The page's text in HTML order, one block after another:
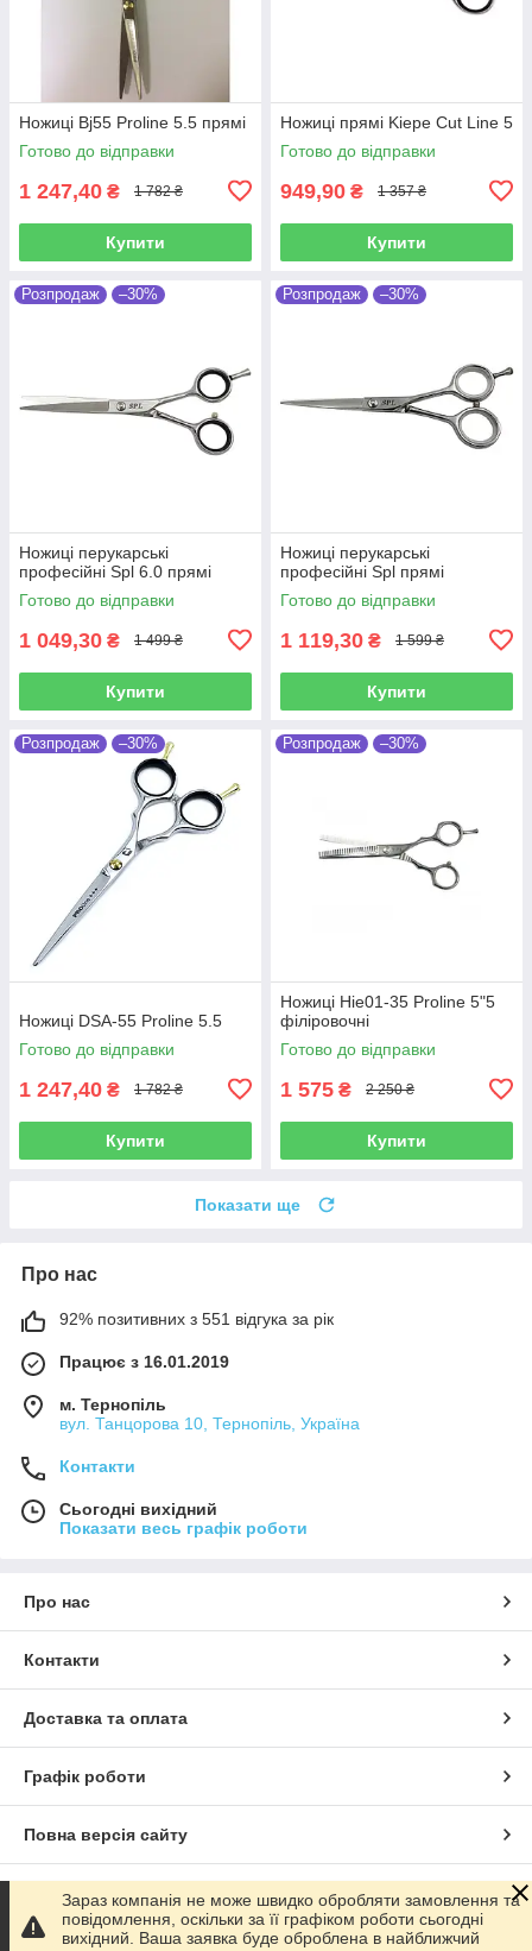
Ножиці Bj55 Proline 5.5 прямі
Готово до відправки
1 247,40 ₴ 1 782 ₴
Купити
Ножиці прямі Kiepe Cut Line 5
Готово до відправки
949,90 ₴ 1 357 ₴
Купити
Розпродаж –30%
Ножиці перукарські
професійні Spl 6.0 прямі
Готово до відправки
1 049,30 ₴ 1 499 ₴
Купити
Розпродаж –30%
Ножиці перукарські
професійні Spl прямі
Готово до відправки
1 119,30 ₴ 1 599 ₴
Купити
Розпродаж –30%
Ножиці DSA-55 Proline 5.5
Готово до відправки
1 247,40 ₴ 1 782 ₴
Купити
Розпродаж –30%
Ножиці Hie01-35 Proline 5"5
філіровочні
Готово до відправки
1 575 ₴ 2 250 ₴
Купити
Показати ще
Про нас
92% позитивних з 551 відгука за рік
Працює з 16.01.2019
м. Тернопіль
вул. Танцорова 10, Тернопіль, Україна
Контакти
Сьогодні вихідний
Показати весь графік роботи
Про нас
Контакти
Доставка та оплата
Графік роботи
Повна версія сайту
Сайт створено на маркетплейсі Prom.ua
Зараз компанія не може швидко обробляти замовлення та
повідомлення, оскільки за її графіком роботи сьогодні
вихідний. Ваша заявка буде оброблена в найближчий